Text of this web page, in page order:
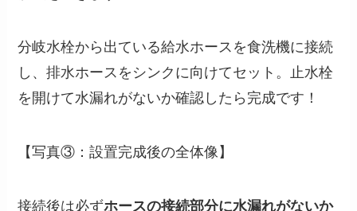
分岐水栓から出ている給水ホースを食洗機に接続
し、排水ホースをシンクに向けてセット。止水栓
を開けて水漏れがないか確認したら完成です！
【写真③：設置完成後の全体像】
接続後は必ずホースの接続部分に水漏れがないか